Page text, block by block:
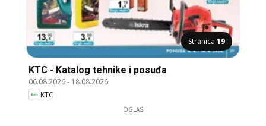
Stranica 19
KTC - Katalog tehnike i posuđa
06.08.2026- 18.08.2026
KTC
OGLAS